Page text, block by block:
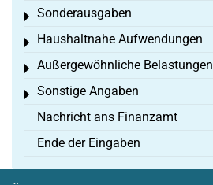
Sonderausgaben
Toggle menu
Haushaltnahe Aufwendungen
Toggle menu
Außergewöhnliche Belastungen
Toggle menu
Sonstige Angaben
Toggle menu
Nachricht ans Finanzamt
Ende der Eingaben